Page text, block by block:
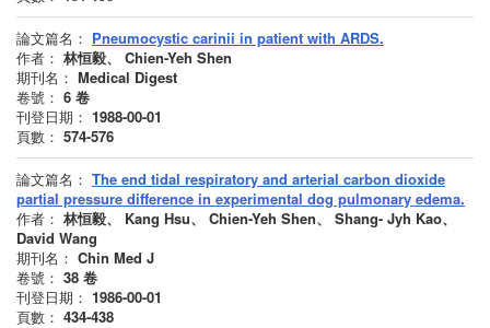
論文篇名： Pneumocystic carinii in patient with ARDS.
作者： 林恒毅、 Chien-Yeh Shen
期刊名： Medical Digest
卷號： 6 卷
刊登日期： 1988-00-01
頁數： 574-576
論文篇名： The end tidal respiratory and arterial carbon dioxide
partial pressure difference in experimental dog pulmonary edema.
作者： 林恒毅、 Kang Hsu、 Chien-Yeh Shen、 Shang- Jyh Kao、
David Wang
期刊名： Chin Med J
卷號： 38 卷
刊登日期： 1986-00-01
頁數： 434-438